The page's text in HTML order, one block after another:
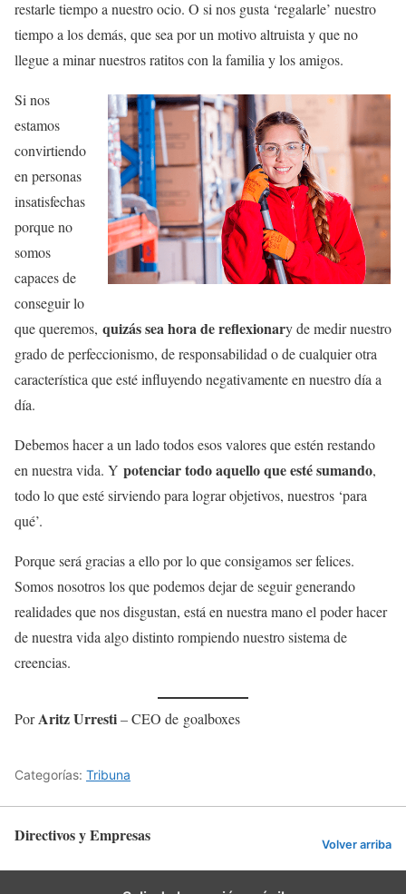
restarle tiempo a nuestro ocio. O si nos gusta ‘regalarle’ nuestro
tiempo a los demás, que sea por un motivo altruista y que no
llegue a minar nuestros ratitos con la familia y los amigos.
Si nos
estamos
convirtiendo
en personas
insatisfechas
porque no
somos
capaces de
conseguir lo
que queremos, quizás sea hora de reflexionary de medir nuestro
grado de perfeccionismo, de responsabilidad o de cualquier otra
característica que esté influyendo negativamente en nuestro día a
día.
Debemos hacer a un lado todos esos valores que estén restando
en nuestra vida. Y potenciar todo aquello que esté sumando,
todo lo que esté sirviendo para lograr objetivos, nuestros ‘para
qué’.
Porque será gracias a ello por lo que consigamos ser felices.
Somos nosotros los que podemos dejar de seguir generando
realidades que nos disgustan, está en nuestra mano el poder hacer
de nuestra vida algo distinto rompiendo nuestro sistema de
creencias.
PorAritz Urresti–CEO de goalboxes
Categorías: Tribuna
Directivos y Empresas Volver arriba